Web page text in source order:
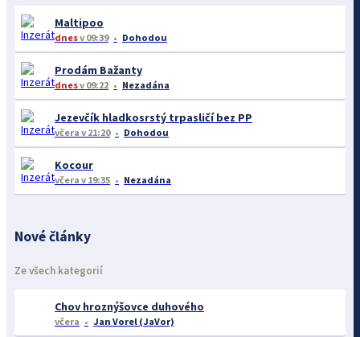
Maltipoo
dnesv 09:39 Dohodou
Prodám Bažanty
dnesv 09:22 Nezadána
Jezevčík hladkosrstý trpasličí bez PP
včera v 21:20 Dohodou
Kocour
včera v 19:35 Nezadána
Nové články
Ze všech kategorií
Chov hroznýšovce duhového
včera Jan Vorel (JaVor)